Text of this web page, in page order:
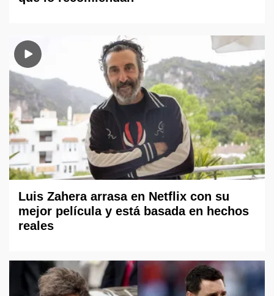
Luis Zahera arrasa en Netflix con su
mejor película y está basada en hechos
reales